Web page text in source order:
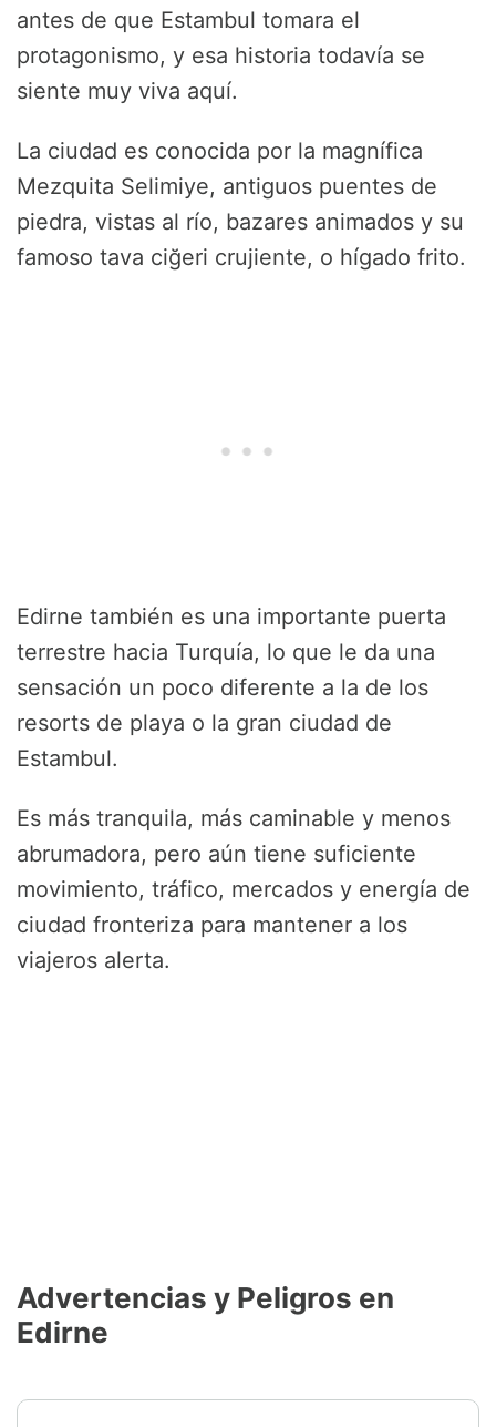
antes de que Estambul tomara el
protagonismo, y esa historia todavía se
siente muy viva aquí.
La ciudad es conocida por la magnífica
Mezquita Selimiye, antiguos puentes de
piedra, vistas al río, bazares animados y su
famoso tava ciğeri crujiente, o hígado frito.
Edirne también es una importante puerta
terrestre hacia Turquía, lo que le da una
sensación un poco diferente a la de los
resorts de playa o la gran ciudad de
Estambul.
Es más tranquila, más caminable y menos
abrumadora, pero aún tiene suficiente
movimiento, tráfico, mercados y energía de
ciudad fronteriza para mantener a los
viajeros alerta.
Advertencias y Peligros en
Edirne